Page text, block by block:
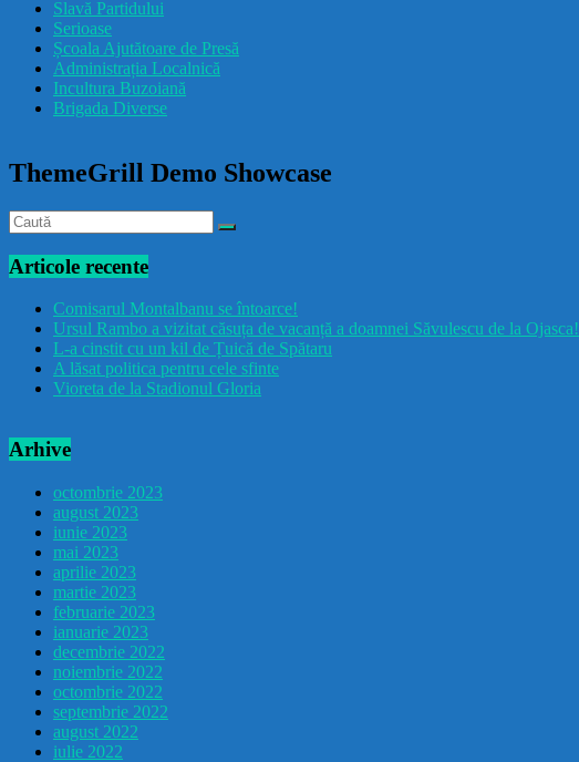
Slavă Partidului
Serioase
Școala Ajutătoare de Presă
Administrația Localnică
Incultura Buzoiană
Brigada Diverse
ThemeGrill Demo Showcase
Articole recente
Comisarul Montalbanu se întoarce!
Ursul Rambo a vizitat căsuța de vacanță a doamnei Săvulescu de la Ojasca!
L-a cinstit cu un kil de Țuică de Spătaru
A lăsat politica pentru cele sfinte
Vioreta de la Stadionul Gloria
Arhive
octombrie 2023
august 2023
iunie 2023
mai 2023
aprilie 2023
martie 2023
februarie 2023
ianuarie 2023
decembrie 2022
noiembrie 2022
octombrie 2022
septembrie 2022
august 2022
iulie 2022